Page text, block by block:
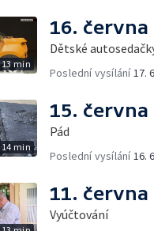
13 min
16. června
Dětské
Poslední vysílání17.
14 min
15. června
Pád
Poslední vysílání16.
11. června
Vyúčtování